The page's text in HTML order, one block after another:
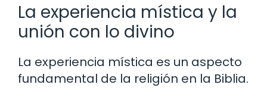
La experiencia mística y la
unión con lo divino
La experiencia mística es un aspecto
fundamental de la religión en la Biblia.